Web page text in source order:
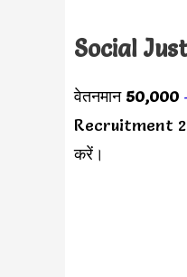
Social
वेतनमान 50,000
Recruitment
करें।